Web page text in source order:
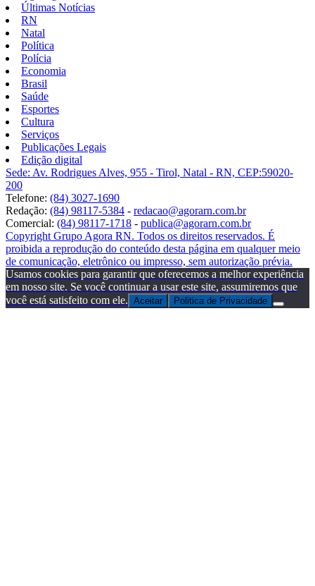
Últimas Notícias
RN
Natal
Política
Polícia
Economia
Brasil
Saúde
Esportes
Cultura
Serviços
Publicações Legais
Edição digital
Sede: Av. Rodrigues Alves, 955 - Tirol, Natal - RN, CEP:59020-
200
Telefone: (84) 3027-1690
Redação: (84) 98117-5384 - redacao@agorarn.com.br
Comercial: (84) 98117-1718 - publica@agorarn.com.br
Copyright Grupo Agora RN. Todos os direitos reservados. É
proibida a reprodução do conteúdo desta página em qualquer meio
de comunicação, eletrônico ou impresso, sem autorização prévia.
Usamos cookies para garantir que oferecemos a melhor experiência
em nosso site. Se você continuar a usar este site, assumiremos que
você está satisfeito com ele. Aceitar Politica de Privacidade